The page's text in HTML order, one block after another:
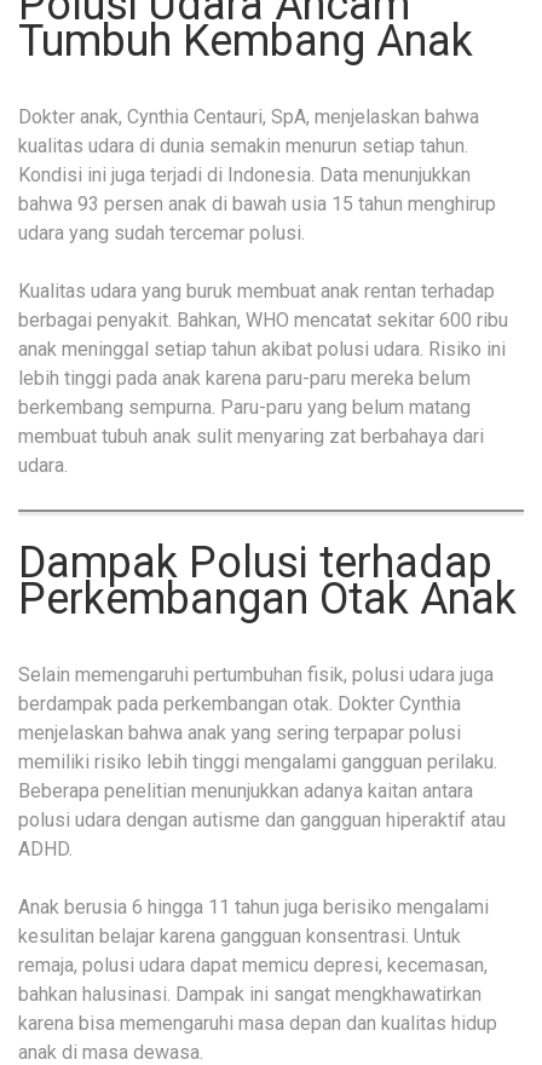
Tumbuh Kembang Anak
Dokter anak, Cynthia Centauri, SpA, menjelaskan bahwa
kualitas udara di dunia semakin menurun setiap tahun.
Kondisi ini juga terjadi di Indonesia. Data menunjukkan
bahwa 93 persen anak di bawah usia 15 tahun menghirup
udara yang sudah tercemar polusi.
Kualitas udara yang buruk membuat anak rentan terhadap
berbagai penyakit. Bahkan, WHO mencatat sekitar 600 ribu
anak meninggal setiap tahun akibat polusi udara. Risiko ini
lebih tinggi pada anak karena paru-paru mereka belum
berkembang sempurna. Paru-paru yang belum matang
membuat tubuh anak sulit menyaring zat berbahaya dari
udara.
Dampak Polusi terhadap
Perkembangan Otak Anak
Selain memengaruhi pertumbuhan fisik, polusi udara juga
berdampak pada perkembangan otak. Dokter Cynthia
menjelaskan bahwa anak yang sering terpapar polusi
memiliki risiko lebih tinggi mengalami gangguan perilaku.
Beberapa penelitian menunjukkan adanya kaitan antara
polusi udara dengan autisme dan gangguan hiperaktif atau
ADHD.
Anak berusia 6 hingga 11 tahun juga berisiko mengalami
kesulitan belajar karena gangguan konsentrasi. Untuk
remaja, polusi udara dapat memicu depresi, kecemasan,
bahkan halusinasi. Dampak ini sangat mengkhawatirkan
karena bisa memengaruhi masa depan dan kualitas hidup
anak di masa dewasa.